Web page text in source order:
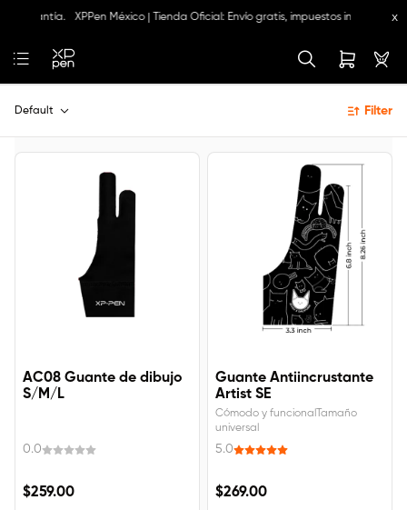
de garantía. XPPen México | Tienda Oficial: Envío gratis, impuestos incluidos yx
Default Filter
AC08 Guante de dibujo
S/M/L
0.0
$259.00
Guante Antiincrustante
Artist SE
Cómodo y funcionalTamaño
universal
5.0
$269.00